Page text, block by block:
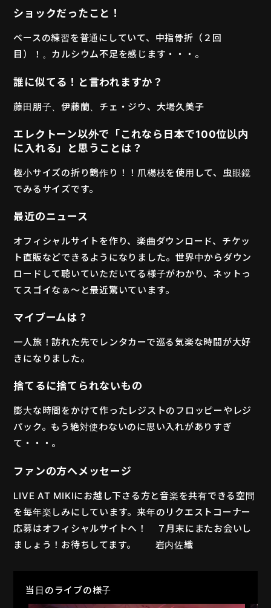
ショックだったこと！
ベースの練習を普通にしていて、中指骨折（２回
目）！。カルシウム不足を感じます・・・。
誰に似てる！と言われますか？
藤田朋子、伊藤蘭、チェ・ジウ、大場久美子
エレクトーン以外で「これなら日本で100位以内
に入れる」と思うことは？
極小サイズの折り鶴作り！！爪楊枝を使用して、虫眼鏡
でみるサイズです。
最近のニュース
オフィシャルサイトを作り、楽曲ダウンロード、チケッ
ト直販などできるようになりました。世界中からダウン
ロードして聴いていただいてる様子がわかり、ネットっ
てスゴイなぁ〜と最近驚いています。
マイブームは？
一人旅！訪れた先でレンタカーで巡る気楽な時間が大好
きになりました。
捨てるに捨てられないもの
膨大な時間をかけて作ったレジストのフロッピーやレジ
パック。もう絶対使わないのに思い入れがありすぎ
て・・・。
ファンの方へメッセージ
LIVE AT MIKIにお越し下さる方と音楽を共有できる空間
を毎年楽しみにしています。来年のリクエストコーナー
応募はオフィシャルサイトへ！ ７月末にまたお会いし
ましょう！お待ちしてます。 岩内佐織
当日のライブの様子